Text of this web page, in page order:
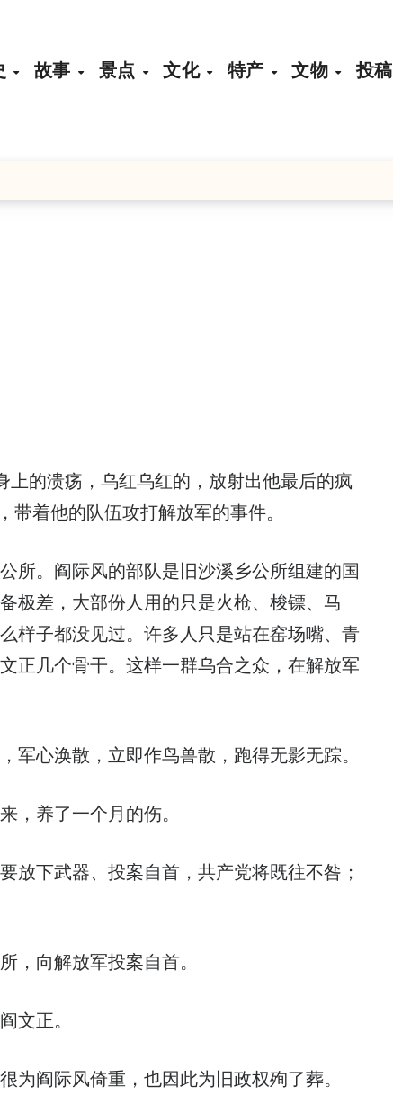
故事 景点 文化 特产 文物 投稿
着他的队伍攻打解放军的事件。
所。阎际风的部队是旧沙溪乡公所组建的国
极差，大部份人用的只是火枪、梭镖、马
样子都没见过。许多人只是站在窑场嘴、青
正几个骨干。这样一群乌合之众，在解放军
心涣散，立即作鸟兽散，跑得无影无踪。
，养了一个月的伤。
放下武器、投案自首，共产党将既往不咎；
，向解放军投案自首。
文正。
阎际风倚重，也因此为旧政权殉了葬。